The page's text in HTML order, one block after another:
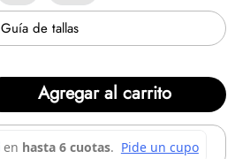
Guía de tallas
Agregar al carrito